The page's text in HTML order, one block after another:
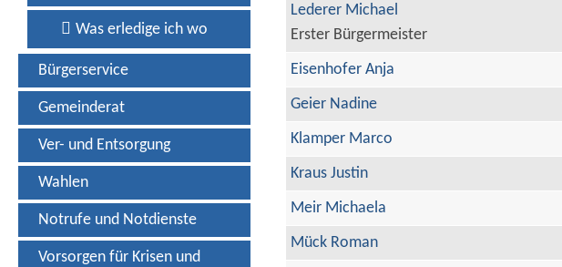
Was erledige ich wo
Bürgerservice
Gemeinderat
Ver- und Entsorgung
Wahlen
Notrufe und Notdienste
Vorsorgen für Krisen und
Lederer Michael
Erster Bürgermeister
Eisenhofer Anja
Geier Nadine
Klamper Marco
Kraus Justin
Meir Michaela
Mück Roman